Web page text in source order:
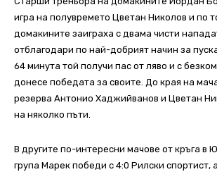
игра на полувремето Цветан Николов и по
домакините заиграха с двама чисти
отблагодари по най-добрият начин за
64 минута той получи пас от ляво и с
донесе победата за своите. До края на
резерва Антонио Хаджийванов и Цветан
на няколко пъти.
В другите по-интересни мачове от кръга в
група Марек победи с 4:0 Рилски спортист,